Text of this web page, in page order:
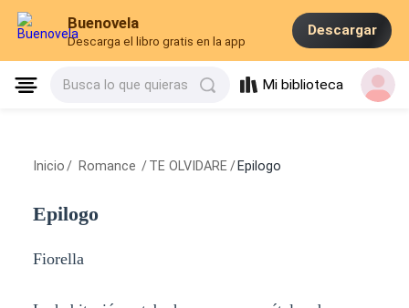
Buenovela
Descarga el libro gratis en la app
Descargar
Busca lo que quieras Mi biblioteca
Inicio / Romance /TE OLVIDARE / Epilogo
Epilogo
Fiorella